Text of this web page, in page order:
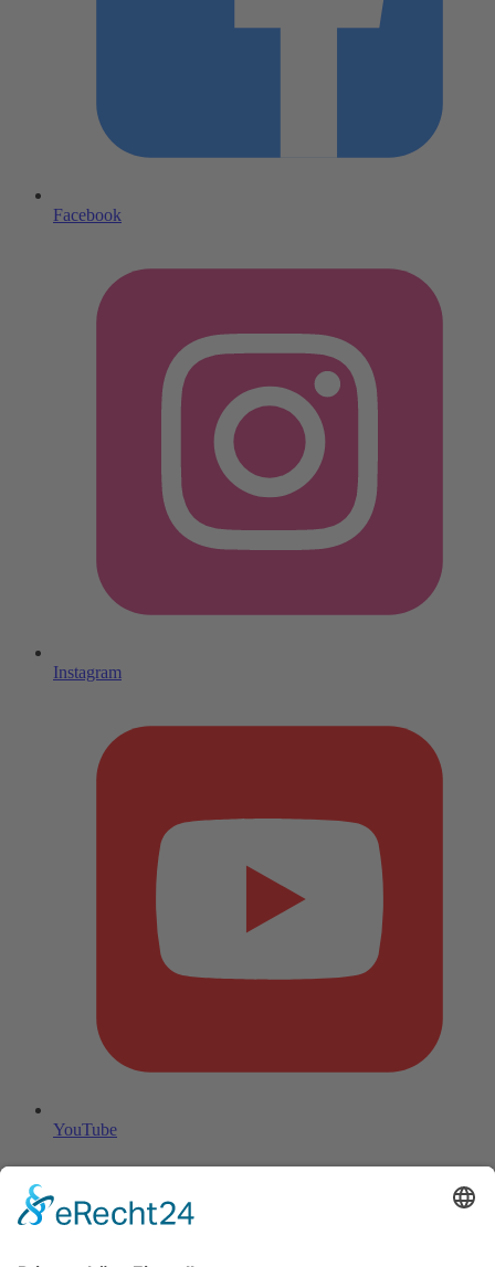
Facebook
Instagram
YouTube